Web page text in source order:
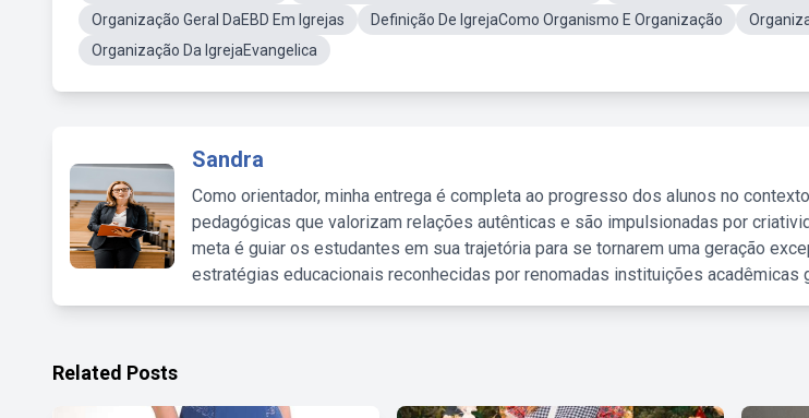
Organização Geral DaEBD Em Igrejas
Definição De IgrejaComo Organismo E Organização
Organização Da IgrejaEvangelica
Sandra
Como orientador, minha entrega é completa ao progresso dos alunos no
pedagógicas que valorizam relações autênticas e são impulsionadas por
meta é guiar os estudantes em sua trajetória para se tornarem uma geração
estratégias educacionais reconhecidas por renomadas instituições acadêmicas
Related Posts